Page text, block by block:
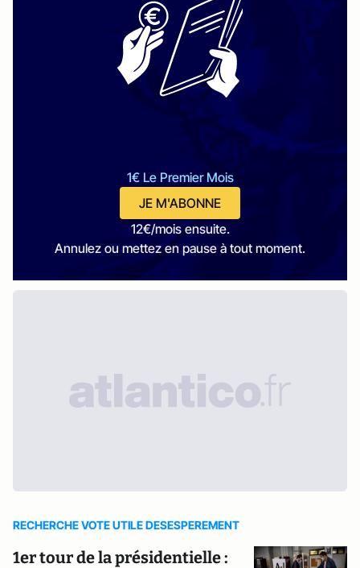
1€ Le Premier Mois
JE M'ABONNE
12€/mois ensuite.
Annulez ou mettez en pause à tout moment.
RECHERCHE VOTE UTILE DESESPEREMENT
1er tour de la présidentielle :